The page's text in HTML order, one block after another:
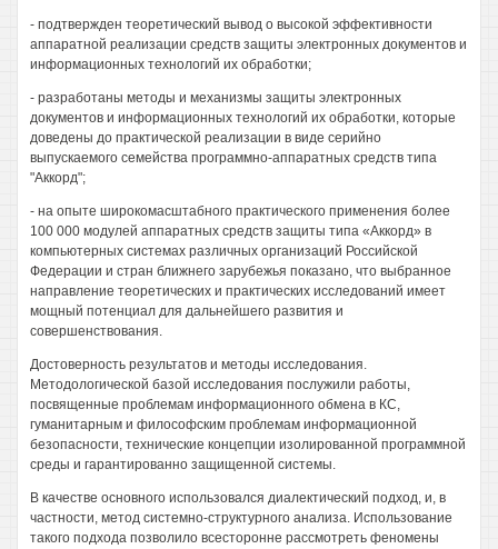
- подтвержден теоретический вывод о высокой эффективности
аппаратной реализации средств защиты электронных документов и
информационных технологий их обработки;
- разработаны методы и механизмы защиты электронных
документов и информационных технологий их обработки, которые
доведены до практической реализации в виде серийно
выпускаемого семейства программно-аппаратных средств типа
"Аккорд";
- на опыте широкомасштабного практического применения более
100 000 модулей аппаратных средств защиты типа «Аккорд» в
компьютерных системах различных организаций Российской
Федерации и стран ближнего зарубежья показано, что выбранное
направление теоретических и практических исследований имеет
мощный потенциал для дальнейшего развития и
совершенствования.
Достоверность результатов и методы исследования.
Методологической базой исследования послужили работы,
посвященные проблемам информационного обмена в КС,
гуманитарным и философским проблемам информационной
безопасности, технические концепции изолированной программной
среды и гарантированно защищенной системы.
В качестве основного использовался диалектический подход, и, в
частности, метод системно-структурного анализа. Использование
такого подхода позволило всесторонне рассмотреть феномены